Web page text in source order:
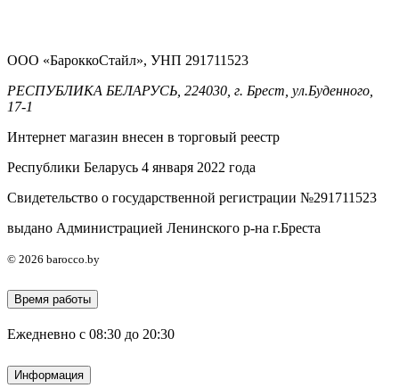
ООО «БароккоСтайл», УНП 291711523
РЕСПУБЛИКА БЕЛАРУСЬ, 224030, г. Брест, ул.Буденного,
17-1
Интернет магазин внесен в торговый реестр
Республики Беларусь 4 января 2022 года
Свидетельство о государственной регистрации №291711523
выдано Администрацией Ленинского р-на г.Бреста
© 2026 barocco.by
Время работы
Ежедневно с 08:30 до 20:30
Информация